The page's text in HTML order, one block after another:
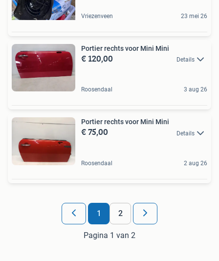
Vriezenveen 23 mei 26
Portier rechts voor Mini Mini
€ 120,00 Details
Roosendaal 3 aug 26
Portier rechts voor Mini Mini
€ 75,00 Details
Roosendaal 2 aug 26
1 2
Pagina 1 van 2